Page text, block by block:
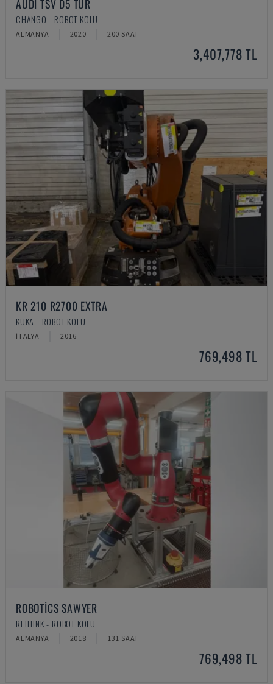
AUDI TSV D5 TÜR
CHANGO - ROBOT KOLU
ALMANYA 2020 200 SAAT
3,407,778 TL
KR 210 R2700 EXTRA
KUKA - ROBOT KOLU
İTALYA 2016
769,498 TL
ROBOTICS SAWYER
RETHINK - ROBOT KOLU
ALMANYA 2018 131 SAAT
769,498 TL